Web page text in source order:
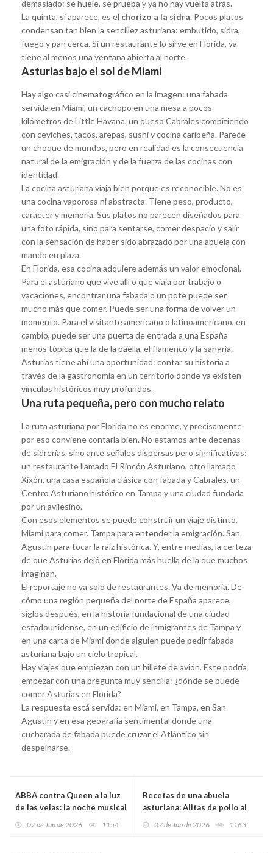
demasiado: se huele, se prueba y ya no hay vuelta atrás.
La quinta, si aparece, es el chorizo a la sidra. Pocos platos
condensan tan bien la sencillez asturiana: embutido, sidra,
fuego y pan cerca. Si un restaurante lo sirve en Florida, ya
tiene al menos una ventana abierta al norte.
Asturias bajo el sol de Miami
Hay algo casi cinematográfico en la imagen: una fabada
servida en Miami, un cachopo en una mesa a pocos
kilómetros de Little Havana, un queso Cabrales compitiendo
con ceviches, tacos, arepas, sushi y cocina caribeña. Parece
un choque de mundos, pero en realidad es la consecuencia
natural de la emigración y de la fuerza de las cocinas con
identidad.
La cocina asturiana viaja bien porque es reconocible. No es
una cocina vaporosa ni abstracta. Tiene peso, producto,
carácter y memoria. Sus platos no parecen diseñados para
una foto rápida, sino para sentarse, comer despacio y salir
con la sensación de haber sido abrazado por una abuela con
mando en plaza.
En Florida, esa cocina adquiere además un valor emocional.
Para el asturiano que vive allí o que viaja por trabajo o
vacaciones, encontrar una fabada o un pote puede ser
mucho más que comer. Puede ser una forma de volver un
momento. Para el visitante americano o latinoamericano, en
cambio, puede ser una puerta de entrada a una España
menos tópica que la de la paella, el flamenco y la sangría.
Asturias tiene ahí una oportunidad: contar su historia a
través de la gastronomía en un territorio donde ya existen
vínculos históricos muy profundos.
Una ruta pequeña, pero con mucho relato
La ruta asturiana por Florida no es enorme, y precisamente
por eso conviene contarla bien. No estamos ante decenas
de sidrerías, sino ante señales dispersas pero significativas:
un restaurante llamado El Rincón Asturiano, otro llamado
Xixón, una casa española clásica con fabada y Cabrales, un
Centro Asturiano histórico en Tampa y una ciudad fundada
por un avilesino.
Con esos elementos se puede construir un viaje distinto.
Miami para comer. Tampa para entender la emigración. San
Agustín para tocar la raíz histórica. Y, entre medias, la certeza
de que Asturias dejó en Florida más huella de la que muchos
imaginan.
El reportaje no va solo de restaurantes. Va de memoria. De
cómo una región pequeña del norte de España aparece,
siglos después, en la historia fundacional de una ciudad
estadounidense, en un edificio de inmigrantes de Tampa y
en una carta de Miami donde alguien puede pedir fabada
asturiana bajo un cielo tropical.
Hay viajes que empiezan con un billete de avión. Este podría
empezar con una pregunta muy sencilla: ¿dónde se puede
comer Asturias en Florida?
La respuesta está servida: en Miami, en Tampa, en San
Agustín y en esa geografía sentimental donde una
cucharada de fabada puede cruzar el Atlántico sin
despeinarse.
ABBA contra Queen a la luz
de las velas: la noche musical
07 de Jun de 2026 1154
Recetas de una abuela
asturiana: Alitas de pollo al
07 de Jun de 2026 1163